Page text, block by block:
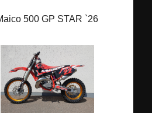
500 GP STAR `26